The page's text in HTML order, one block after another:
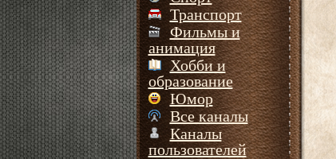
Транспорт
Фильмы и
анимация
Хобби и
образование
Юмор
Все каналы
Каналы
пользователей